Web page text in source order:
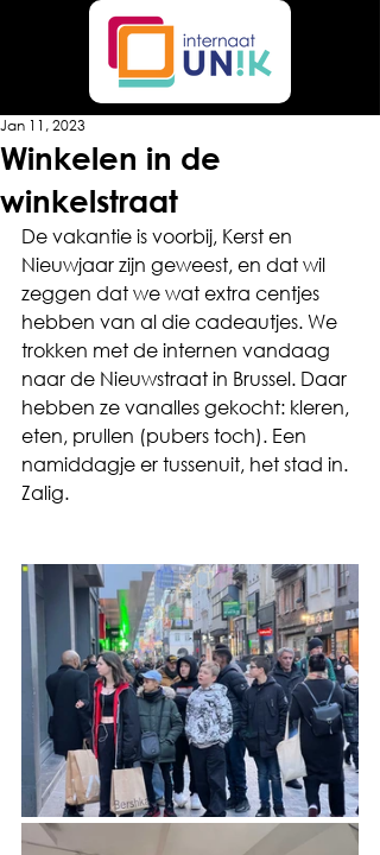
Winkelen in de
winkelstraat
Jan 11, 2023
De vakantie is voorbij, Kerst en
Nieuwjaar zijn geweest, en dat wil
zeggen dat we wat extra centjes
hebben van al die cadeautjes. We
trokken met de internen vandaag
naar de Nieuwstraat in Brussel. Daar
hebben ze vanalles gekocht: kleren,
eten, prullen (pubers toch). Een
namiddagje er tussenuit, het stad in.
Zalig.